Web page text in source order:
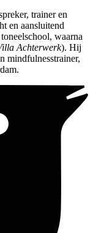
trainer en
en aansluitend
waarna
Achterwerk). Hij
mindfulnesstrainer,